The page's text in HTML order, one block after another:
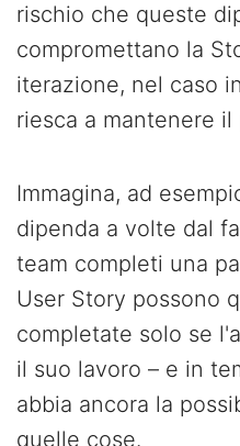
rischio che queste
compromettano la
iterazione, nel caso
riesca a mantenere
Immagina, ad
dipenda a volte dal
team completi una
User Story possono
completate solo se
il suo lavoro – e in
abbia ancora la
quelle cose.